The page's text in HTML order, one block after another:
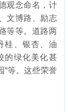
观念命名，计
文博路、励志
等等。道路两
桂、银杏、油
的绿化美化甚
"等。这些荣誉